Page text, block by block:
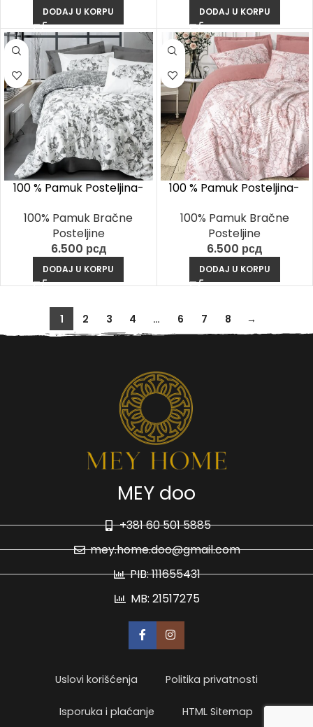
DODAJ U KORPU DODAJ U KORPU
100 % Pamuk Posteljina-
100% Pamuk Bračne
Posteljine
6.500 рсд
DODAJ U KORPU
100 % Pamuk Posteljina-
100% Pamuk Bračne
Posteljine
6.500 рсд
DODAJ U KORPU
1 2 3 4 … 6 7 8 →
MEY doo
+381 60 501 5885
mey.home.doo@gmail.com
PIB: 111655431
MB: 21517275
Uslovi korišćenja Politika privatnosti
Isporuka i plaćanje HTML Sitemap